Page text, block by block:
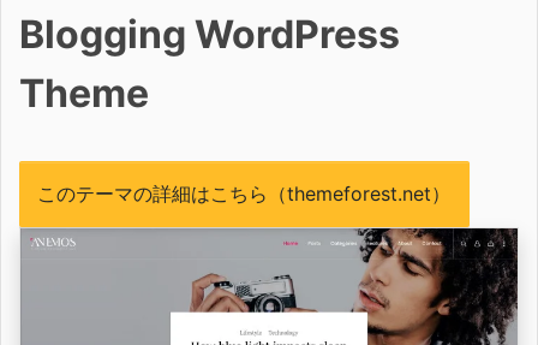
Blogging WordPress
Theme
このテーマの詳細はこちら（themeforest.net）